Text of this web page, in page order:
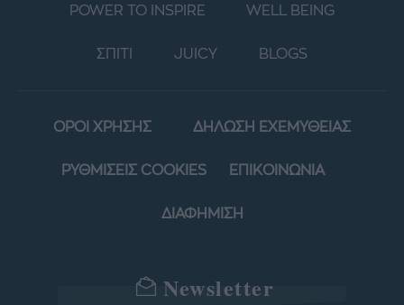
POWER TO INSPIRE WELL BEING
ΣΠΙΤΙ JUICY BLOGS
ΟΡΟΙ ΧΡΗΣΗΣ ΔΗΛΩΣΗ ΕΧΕΜΥΘΕΙΑΣ
ΡΥΘΜΙΣΕΙΣ COOKIES ΕΠΙΚΟΙΝΩΝΙΑ
ΔΙΑΦΗΜΙΣΗ
Newsletter